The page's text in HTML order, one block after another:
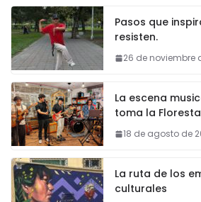
Pasos que
resisten.
26 de noviembre
La escena
toma la Floresta
18 de agosto de
La ruta de los
culturales